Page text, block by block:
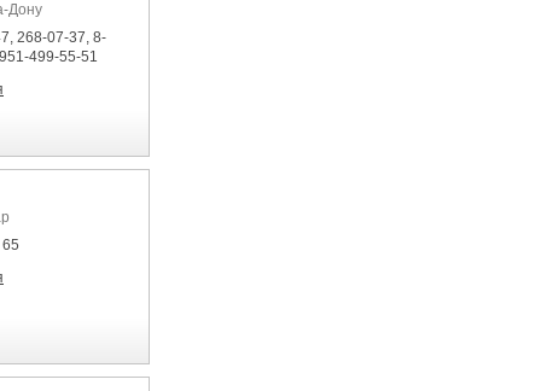
Дону
268-07-37, 8-
499-55-51